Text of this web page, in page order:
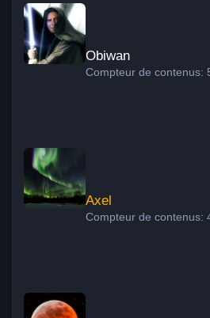
Obiwan
Compteur de contenus:
Axel
Compteur de contenus: